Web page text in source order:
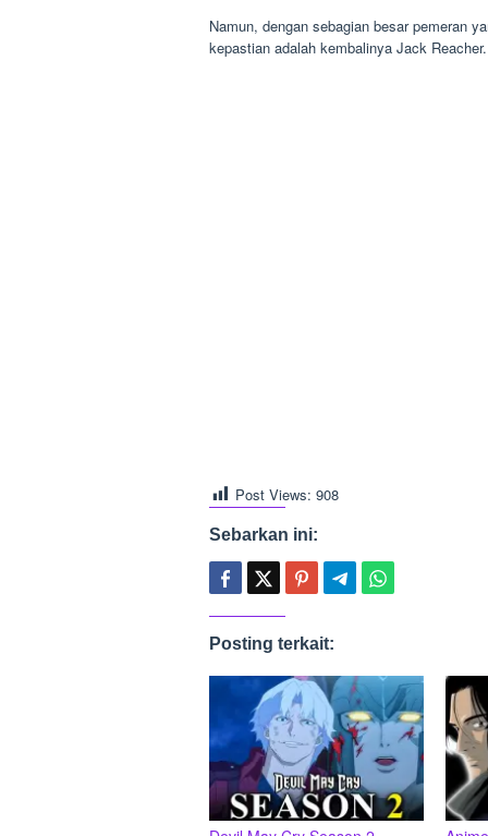
Namun, dengan sebagian besar pemeran
kepastian adalah kembalinya Jack
Post Views: 908
Sebarkan ini:
Posting terkait: